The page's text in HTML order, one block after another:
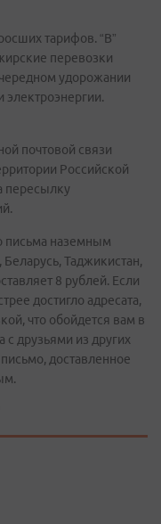
тарифов. “В”
перевозки
удорожании
почтовой связи
Российской
пересылку
письма наземным
Таджикистан,
8 рублей. Если
достигло адресата,
что обойдется вам в
с друзьями из других
доставленное